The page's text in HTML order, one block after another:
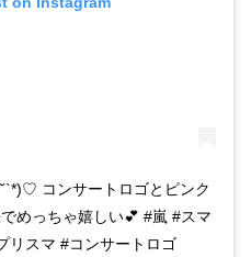
コンサートロゴとピンク
めっちゃ嬉しい💕 #嵐 #スマ
リスマ #コンサートロゴ